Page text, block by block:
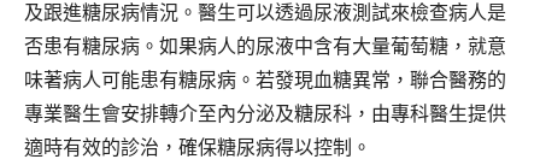
及跟進糖尿病情況。醫生可以透過尿液測試來檢查病人是
否患有糖尿病。如果病人的尿液中含有大量葡萄糖，就意
味著病人可能患有糖尿病。若發現血糖異常，聯合醫務的
專業醫生會安排轉介至內分泌及糖尿科，由專科醫生提供
適時有效的診治，確保糖尿病得以控制。